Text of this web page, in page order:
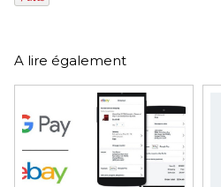
A lire également